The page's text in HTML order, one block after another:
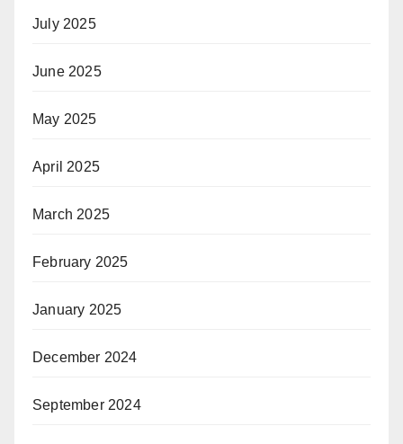
July 2025
June 2025
May 2025
April 2025
March 2025
February 2025
January 2025
December 2024
September 2024